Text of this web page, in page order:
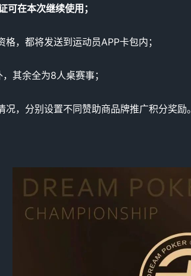
可在本次继续使用；
，都将发送到运动员APP卡包内；
其余全为8人桌赛事；
，分别设置不同赞助商品牌推广积分奖励。